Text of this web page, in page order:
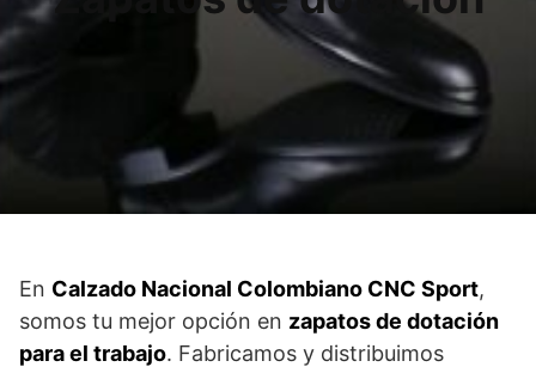
En Calzado Nacional Colombiano CNC Sport,
somos tu mejor opción en zapatos de dotación
para el trabajo. Fabricamos y distribuimos